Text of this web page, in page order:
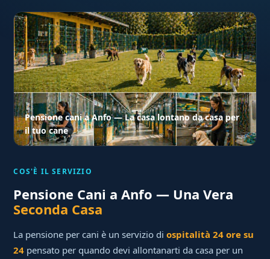
Pensione cani a Anfo — La casa lontano da casa per
il tuo cane
COS'È IL SERVIZIO
Pensione Cani a Anfo — Una Vera
Seconda Casa
La pensione per cani è un servizio diospitalità 24 ore su
24 pensato per quando devi allontanarti da casa per un